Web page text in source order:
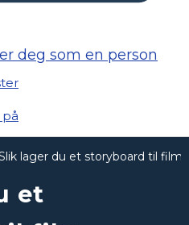
deg som en person
lager du et storyboard til film
et